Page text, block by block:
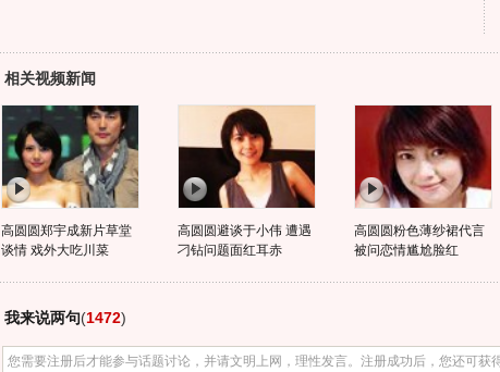
相关视频新闻
高圆圆郑宇成新片草堂
谈情 戏外大吃川菜
高圆圆避谈于小伟 遭遇
刁钻问题面红耳赤
高圆圆粉色薄纱裙代言
被问恋情尴尬脸红
我来说两句(1472)